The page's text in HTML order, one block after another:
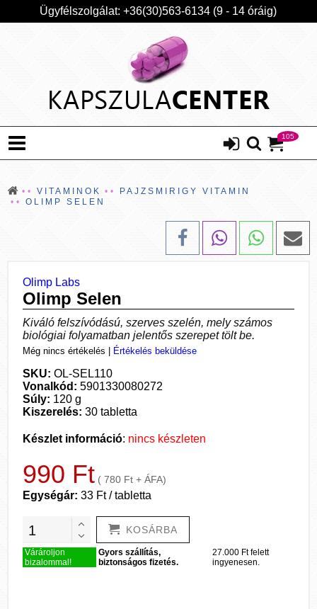
Ügyfélszolgálat: +36(30)563-6134 (9 - 14 óráig)
105
VITAMINOK
PAJZSMIRIGY VITAMIN
OLIMP SELEN
Olimp Labs
Olimp Selen
Kiváló felszívódású, szerves szelén, mely számos
biológiai folyamatban jelentős szerepet tölt be.
Még nincs értékelés Értékelés beküldése
SKU: OL-SEL110
Vonalkód: 5901330080272
Súly: 120 g
Kiszerelés: 30 tabletta
Készlet információ: nincs készleten
990 Ft ( 780 Ft + ÁFA)
Egységár: 33 Ft / tabletta
KOSÁRBA
Várároljon
bizalommal!
Gyors szállítás,
biztonságos fizetés.
27.000 Ft felett
ingyenesen.